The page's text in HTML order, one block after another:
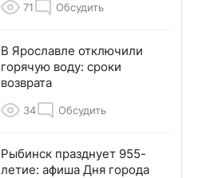
71 Обсудить
В Ярославле отключили
горячую воду: сроки
возврата
34 Обсудить
Рыбинск празднует 955-
летие: афиша Дня города